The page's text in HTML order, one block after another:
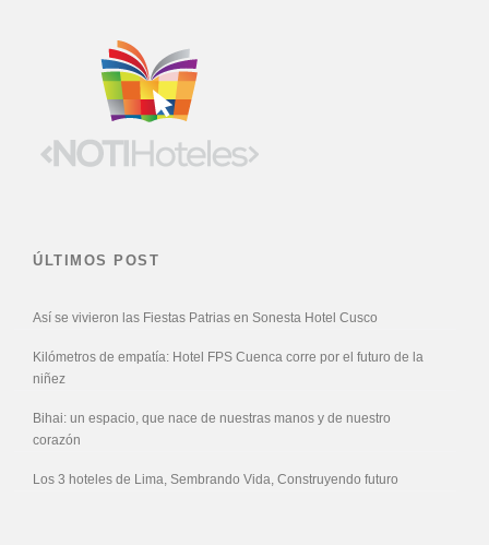
ÚLTIMOS POST
Así se vivieron las Fiestas Patrias en Sonesta Hotel Cusco
Kilómetros de empatía: Hotel FPS Cuenca corre por el futuro de la
niñez
Bihai: un espacio, que nace de nuestras manos y de nuestro
corazón
Los 3 hoteles de Lima, Sembrando Vida, Construyendo futuro